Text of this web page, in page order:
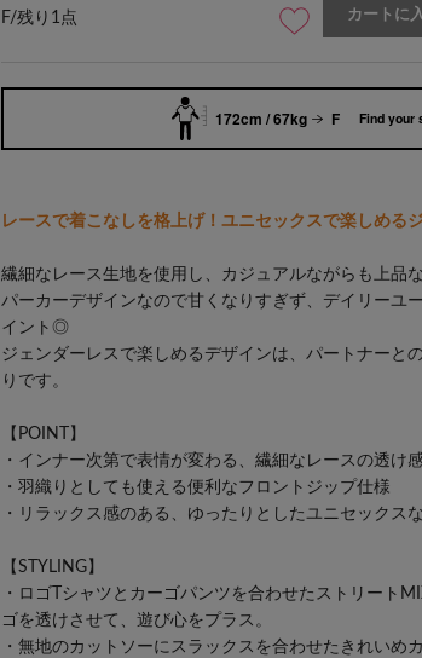
F/残り1点 カートに
172cm / 67kg F Find your
レースで着こなしを格上げ！ユニセックスで楽しめる
繊細なレース生地を使用し、カジュアルながらも上品
パーカーデザインなので甘くなりすぎず、デイリーユ
イント◎
ジェンダーレスで楽しめるデザインは、パートナーと
りです。
【POINT】
・インナー次第で表情が変わる、繊細なレースの透け
・羽織りとしても使える便利なフロントジップ仕様
・リラックス感のある、ゆったりとしたユニセックス
【STYLING】
・ロゴTシャツとカーゴパンツを合わせたストリート
ゴを透けさせて、遊び心をプラス。
・無地のカットソーにスラックスを合わせたきれいめ